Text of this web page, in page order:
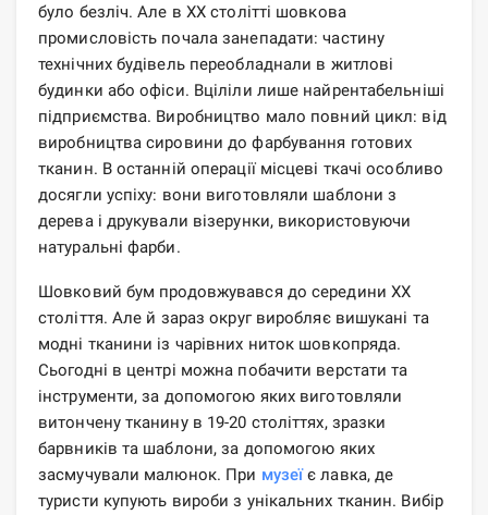
було безліч. Але в ХХ столітті шовкова
промисловість почала занепадати: частину
технічних будівель переобладнали в житлові
будинки або офіси. Вціліли лише найрентабельніші
підприємства. Виробництво мало повний цикл: від
виробництва сировини до фарбування готових
тканин. В останній операції місцеві ткачі особливо
досягли успіху: вони виготовляли шаблони з
дерева і друкували візерунки, використовуючи
натуральні фарби.
Шовковий бум продовжувався до середини ХХ
століття. Але й зараз округ виробляє вишукані та
модні тканини із чарівних ниток шовкопряда.
Сьогодні в центрі можна побачити верстати та
інструменти, за допомогою яких виготовляли
витончену тканину в 19-20 століттях, зразки
барвників та шаблони, за допомогою яких
засмучували малюнок. При музеїє лавка, де
туристи купують вироби з унікальних тканин. Вибір